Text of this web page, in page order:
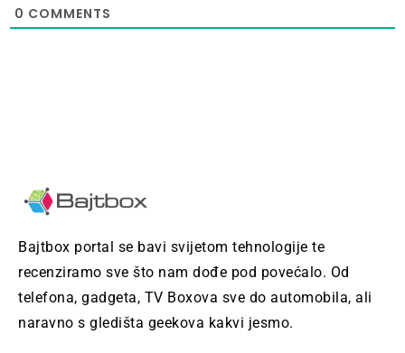
0 COMMENTS
Bajtbox portal se bavi svijetom tehnologije te
recenziramo sve što nam dođe pod povećalo. Od
telefona, gadgeta, TV Boxova sve do automobila, ali
naravno s gledišta geekova kakvi jesmo.